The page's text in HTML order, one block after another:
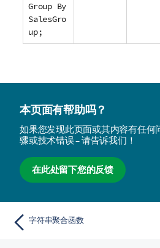
Group By
SalesGro
up;
本页面有帮助吗？
如果您发现此页面或其内容有任何
骤或技术错误 – 请告诉我们！
在此处留下您的反馈
字符串聚合函数